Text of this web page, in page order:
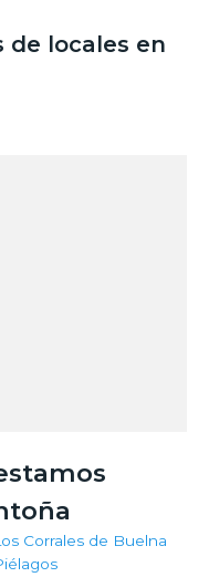
de locales en
Corrales de Buelna